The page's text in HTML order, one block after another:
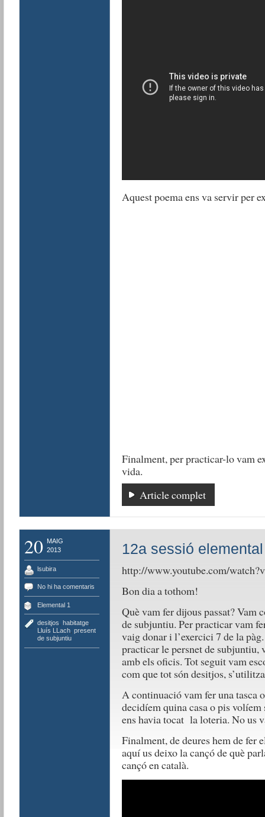
Aquest poema ens va servir per
Finalment, per practicar-lo vam
vida.
Article complet
20
MAIG
2013
lsubira
No hi ha comentaris
Elemental 1
desitjos habitatge,
Lluís LLach, present
de subjuntiu
12a sessió
http://www.youtube.com/
Bon dia a tothom!
Què vam fer dijous passat? Vam
de subjuntiu. Per practicar vam
vaig donar i l’exercici 7 de la
practicar le persnet de subjuntiu,
amb els oficis. Tot seguit vam
com que tot són desitjos,
A continuació vam fer una tasca
decidíem quina casa o pis
ens havia tocat la loteria. No us
Finalment, de deures hem de fer
aquí us deixo la cançó de què
cançó en català.